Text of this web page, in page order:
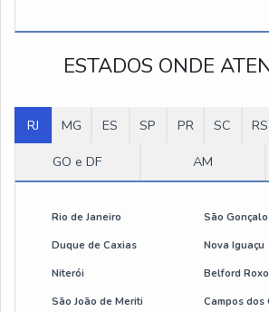
Preço talha elétrica 500 kg
Talha elétrica 1000kg preço
Talha de corrente elétrica
Talha elétrica de corrente 500 kg
botoeira de comando para talha
ESTADOS ONDE
RJ MG ES SP PR SC RS
GO e DF
AM
Rio de Janeiro São Gonçalo
Duque de Caxias Nova Iguaçu
Niterói Belford Roxo
São João de Meriti Campos dos